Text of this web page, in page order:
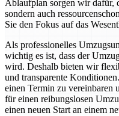
Ablaufplan sorgen wir dafür,
sondern auch
Sie den Fokus auf das
Als professionelles
wichtig es ist, dass der
wird. Deshalb bieten wir
und transparente
einen Termin zu vereinbaren
für einen reibungslosen
einen neuen Start an einem